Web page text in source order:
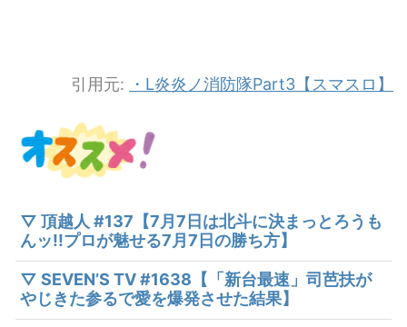
引用元: ・L炎炎ノ消防隊Part3【スマスロ】
▽ 頂越人 #137【7月7日は北斗に決まっとろうも
んッ!!プロが魅せる7月7日の勝ち方】
▽ SEVEN’S TV #1638【「新台最速」司芭扶が
やじきた参るで愛を爆発させた結果】